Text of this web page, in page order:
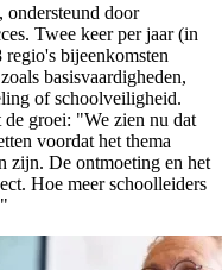
ondersteund door
Twee keer per jaar (in
bijeenkomsten
basisvaardigheden,
of schoolveiligheid.
groei: "We zien nu dat
voordat het thema
zijn. De ontmoeting en het
Hoe meer schoolleiders